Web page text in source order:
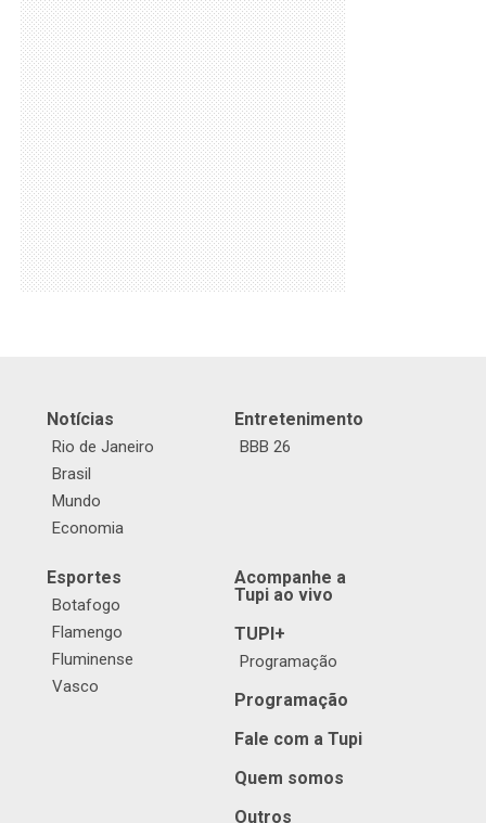
Notícias
Rio de Janeiro
Brasil
Mundo
Economia
Entretenimento
BBB 26
Esportes
Botafogo
Flamengo
Fluminense
Vasco
Acompanhe a
Tupi ao vivo
TUPI+
Programação
Programação
Fale com a Tupi
Quem somos
Outros